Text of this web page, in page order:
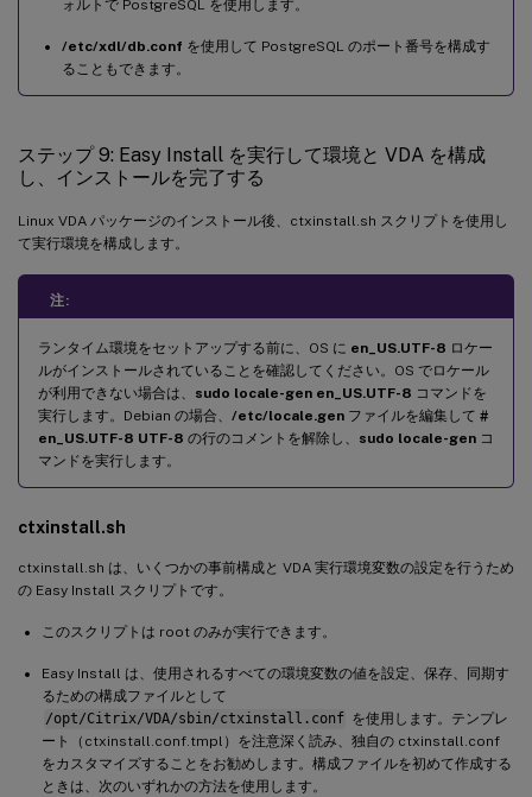
ォルトで PostgreSQL を使用します。
/etc/xdl/db.conf を使用して PostgreSQL のポート番号を構成す
ることもできます。
ステップ 9: Easy Install を実行して環境と VDA を構成
し、インストールを完了する
Linux VDA パッケージのインストール後、ctxinstall.sh スクリプトを使用し
て実行環境を構成します。
注:
ランタイム環境をセットアップする前に、OS に en_US.UTF-8 ロケー
ルがインストールされていることを確認してください。OS でロケール
が利用できない場合は、 sudo locale-gen en_US.UTF-8 コマンドを
実行します。Debian の場合、 /etc/locale.gen ファイルを編集して #
en_US.UTF-8 UTF-8 の行のコメントを解除し、 sudo locale-gen コ
マンドを実行します。
ctxinstall.sh
ctxinstall.sh は、いくつかの事前構成と VDA 実行環境変数の設定を行うため
の Easy Install スクリプトです。
このスクリプトは root のみが実行できます。
Easy Install は、使用されるすべての環境変数の値を設定、保存、同期す
るための構成ファイルとして
/opt/Citrix/VDA/sbin/ctxinstall.conf を使用します。テンプレ
ート（ctxinstall.conf.tmpl）を注意深く読み、独自の ctxinstall.conf
をカスタマイズすることをお勧めします。構成ファイルを初めて作成する
ときは、次のいずれかの方法を使用します。